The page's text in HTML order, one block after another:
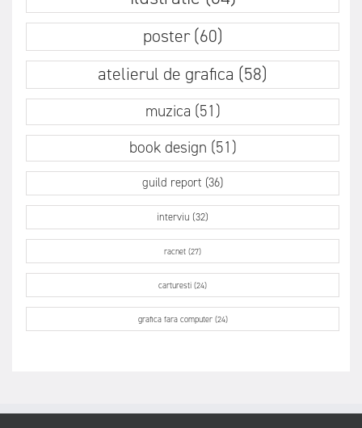
poster (60)
atelierul de grafica (58)
muzica (51)
book design (51)
guild report (36)
interviu (32)
racnet (27)
carturesti (24)
grafica fara computer (24)